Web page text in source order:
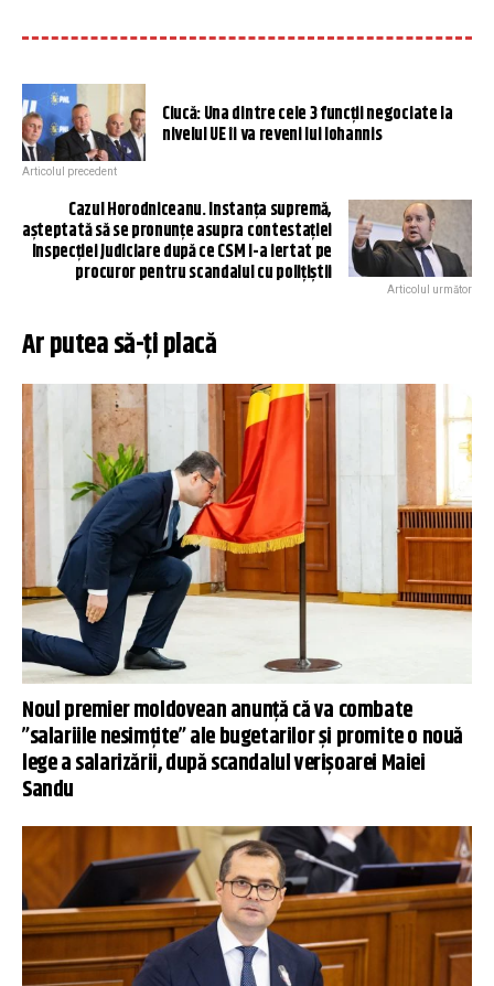
Ciucă: Una dintre cele 3 funcții negociate la
nivelul UE îi va reveni lui Iohannis
Articolul precedent
Cazul Horodniceanu. Instanța supremă,
așteptată să se pronunțe asupra contestației
Inspecției Judiciare după ce CSM l-a iertat pe
procuror pentru scandalul cu polițiștii
Articolul următor
Ar putea să-ți placă
Noul premier moldovean anunță că va combate
”salariile nesimțite” ale bugetarilor și promite o nouă
lege a salarizării, după scandalul verișoarei Maiei
Sandu